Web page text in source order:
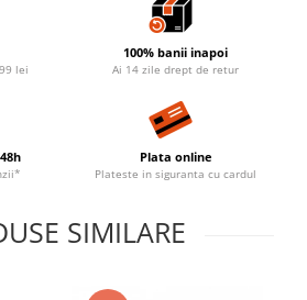
lei
100% banii inapoi
Ai 14 zile drept de retur
Plata online
Plateste in siguranta cu cardul
SIMILARE